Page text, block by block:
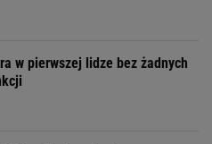
w pierwszej lidze bez żadnych